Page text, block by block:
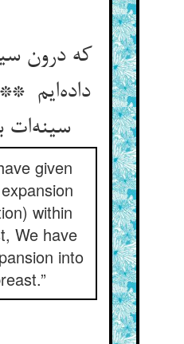
که درون
داده‌ایم
سینه‌ات بنهاده‌ایم
given
within
We have
into